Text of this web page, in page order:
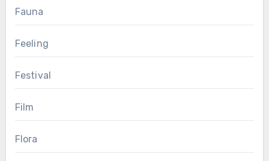
Fauna
Feeling
Festival
Film
Flora